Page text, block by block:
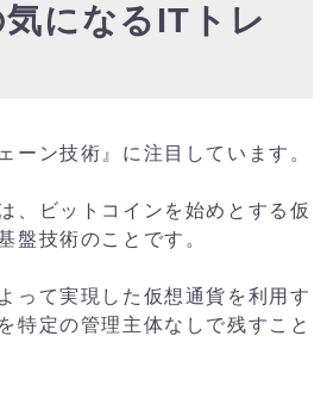
になるITトレ
ーン技術』に注目しています。
、ビットコインを始めとする仮
盤技術のことです。
って実現した仮想通貨を利用す
特定の管理主体なしで残すこと